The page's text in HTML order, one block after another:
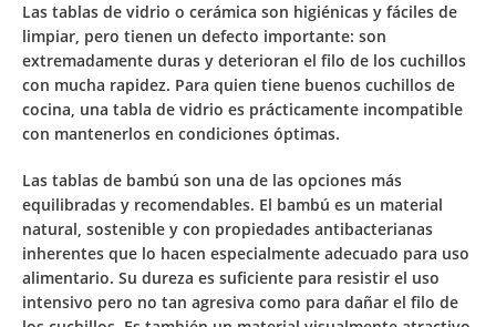
Las tablas de vidrio o cerámica son higiénicas y fáciles de
limpiar, pero tienen un defecto importante: son
extremadamente duras y deterioran el filo de los cuchillos
con mucha rapidez. Para quien tiene buenos cuchillos de
cocina, una tabla de vidrio es prácticamente incompatible
con mantenerlos en condiciones óptimas.
Las tablas de bambú son una de las opciones más
equilibradas y recomendables. El bambú es un material
natural, sostenible y con propiedades antibacterianas
inherentes que lo hacen especialmente adecuado para uso
alimentario. Su dureza es suficiente para resistir el uso
intensivo pero no tan agresiva como para dañar el filo de